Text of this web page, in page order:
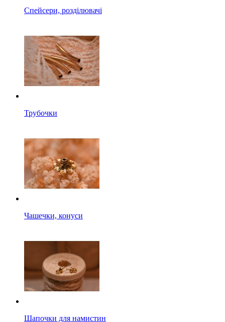
Спейсери, розділювачі
Трубочки
Чашечки, конуси
Шапочки для намистин